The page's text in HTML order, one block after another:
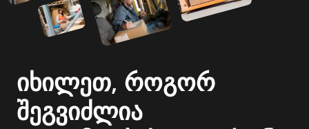
იხილეთ, როგორ
შეგვიძლია